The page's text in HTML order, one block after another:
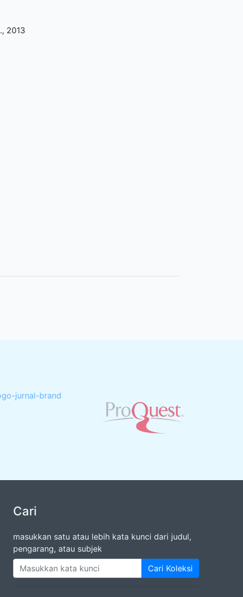
., 2013
Cari
masukkan satu atau lebih kata kunci dari judul,
pengarang, atau subjek
Cari Koleksi